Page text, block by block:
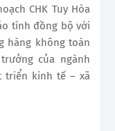
CHK Tuy Hòa
tính đồng bộ với
hàng không toàn
của ngành
triển kinh tế – xã